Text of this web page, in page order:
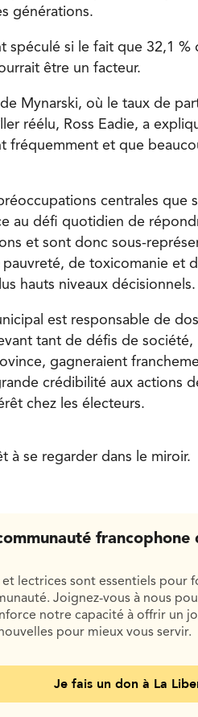
générations.
spéculé si le fait que 32,1
être un facteur.
Mynarski, où le taux de
réélu, Ross Eadie, a
fréquemment et que
centrales que
au défi quotidien de
et sont donc sous-
de toxicomanie et
hauts niveaux décisionnels.
est responsable de
tant de défis de
gagneraient
crédibilité aux actions
chez les électeurs.
à se regarder dans le miroir.
francophone
et lectrices sont essentiels pour
Joignez-vous à nous
notre capacité à offrir un
pour mieux vous servir.
Je fais un don à La